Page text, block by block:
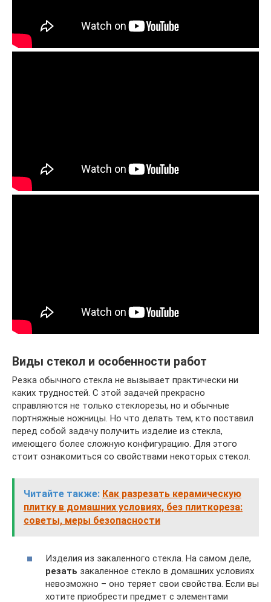
Виды стекол и особенности работ
Резка обычного стекла не вызывает практически ни
каких трудностей. С этой задачей прекрасно
справляются не только стеклорезы, но и обычные
портняжные ножницы. Но что делать тем, кто поставил
перед собой задачу получить изделие из стекла,
имеющего более сложную конфигурацию. Для этого
стоит ознакомиться со свойствами некоторых стекол.
Читайте также: Как разрезать керамическую
плитку в домашних условиях, без плиткореза:
советы, меры безопасности
Изделия из закаленного стекла. На самом деле,
резать закаленное стекло в домашних условиях
невозможно – оно теряет свои свойства. Если вы
хотите приобрести предмет с элементами